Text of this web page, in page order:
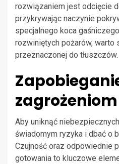
rozwiązaniem jest odcięcie
przykrywając naczynie
specjalnego koca
rozwiniętych pożarów, warto
przeznaczonej do tłuszczów.
Aby uniknąć
świadomym ryzyka i dbać o
Czujność oraz odpowiednie
gotowania to kluczowe